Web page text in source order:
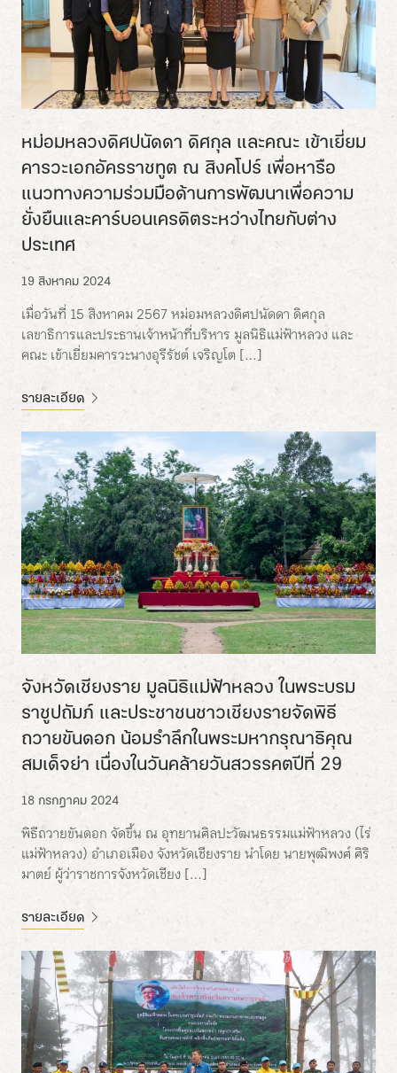
หม่อมหลวงดิศปนัดดา ดิศกุล และคณะ เข้าเยี่ยม
คารวะเอกอัครราชทูต ณ สิงคโปร์ เพื่อหารือ
แนวทางความร่วมมือด้านการพัฒนาเพื่อความ
ยั่งยืนและคาร์บอนเครดิตระหว่างไทยกับต่าง
ประเทศ
19 สิงหาคม 2024
เมื่อวันที่ 15 สิงหาคม 2567 หม่อมหลวงดิศปนัดดา ดิศกุล
เลขาธิการและประธานเจ้าหน้าที่บริหาร มูลนิธิแม่ฟ้าหลวง และ
คณะ เข้าเยี่ยมคารวะนางอุรีรัชต์ เจริญโต […]
รายละเอียด
จังหวัดเชียงราย มูลนิธิแม่ฟ้าหลวง ในพระบรม
ราชูปถัมภ์ และประชาชนชาวเชียงรายจัดพิธี
ถวายขันดอก น้อมรำลึกในพระมหากรุณาธิคุณ
สมเด็จย่า เนื่องในวันคล้ายวันสวรรคตปีที่ 29
18 กรกฎาคม 2024
พิธีถวายขันดอก จัดขึ้น ณ อุทยานศิลปะวัฒนธรรมแม่ฟ้าหลวง (ไร่
แม่ฟ้าหลวง) อำเภอเมือง จังหวัดเชียงราย นำโดย นายพุฒิพงศ์ ศิริ
มาตย์ ผู้ว่าราชการจังหวัดเชียง […]
รายละเอียด